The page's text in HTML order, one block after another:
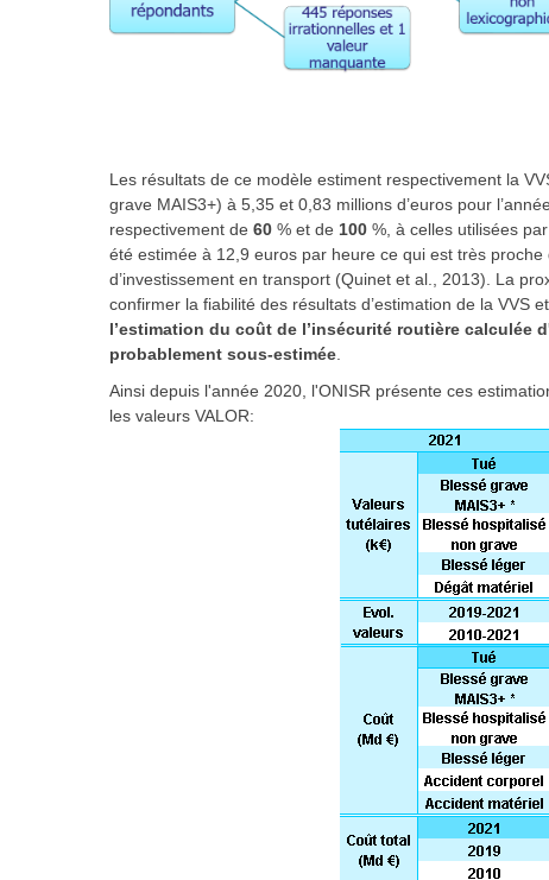
Les résultats de ce modèle estiment respectivement la
grave MAIS3+) à 5,35 et 0,83 millions d’euros pour
respectivement de 60 % et de 100 %, à celles utilisées
été estimée à 12,9 euros par heure ce qui est très
d’investissement en transport (Quinet et al., 2013). La
confirmer la fiabilité des résultats d’estimation de la VVS
l’estimation du coût de l’insécurité routière calculée
probablement sous-estimée.
Ainsi depuis l'année 2020, l'ONISR présente ces
les valeurs VALOR: